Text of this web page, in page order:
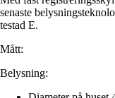
senaste
testad E.
Mått:
Belysning: